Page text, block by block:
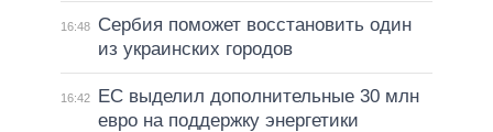
16:48
Сербия поможет восстановить один
из украинских городов
16:42
ЕС выделил дополнительные 30 млн
евро на поддержку энергетики